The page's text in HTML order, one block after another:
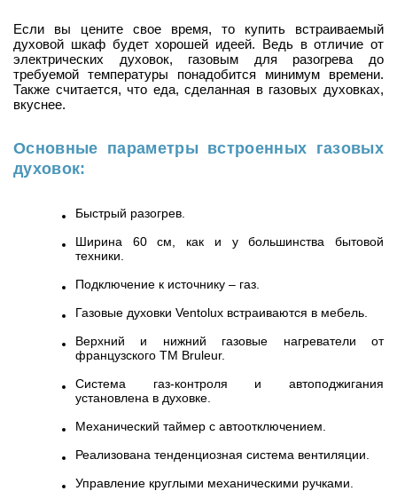
Если вы цените свое время, то купить встраиваемый
духовой шкаф будет хорошей идеей. Ведь в отличие от
электрических духовок, газовым для разогрева до
требуемой температуры понадобится минимум времени.
Также считается, что еда, сделанная в газовых духовках,
вкуснее.
Основные параметры встроенных газовых
духовок:
Быстрый разогрев.
Ширина 60 см, как и у большинства бытовой
техники.
Подключение к источнику – газ.
Газовые духовки Ventolux встраиваются в мебель.
Верхний и нижний газовые нагреватели от
французского ТМ Bruleur.
Система газ-контроля и автоподжигания
установлена в духовке.
Механический таймер с автоотключением.
Реализована тенденциозная система вентиляции.
Управление круглыми механическими ручками.